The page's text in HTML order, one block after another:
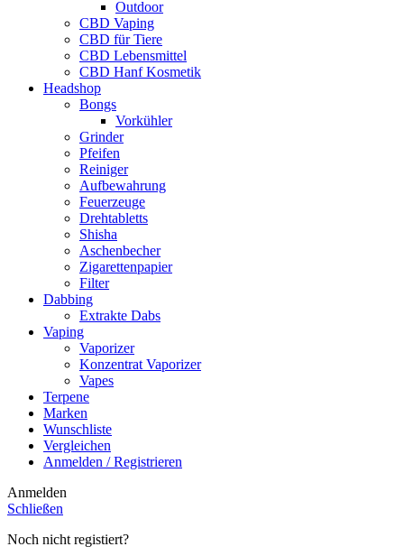
Outdoor
CBD Vaping
CBD für Tiere
CBD Lebensmittel
CBD Hanf Kosmetik
Headshop
Bongs
Vorkühler
Grinder
Pfeifen
Reiniger
Aufbewahrung
Feuerzeuge
Drehtabletts
Shisha
Aschenbecher
Zigarettenpapier
Filter
Dabbing
Extrakte Dabs
Vaping
Vaporizer
Konzentrat Vaporizer
Vapes
Terpene
Marken
Wunschliste
Vergleichen
Anmelden / Registrieren
Anmelden
Schließen
Noch nicht registiert?